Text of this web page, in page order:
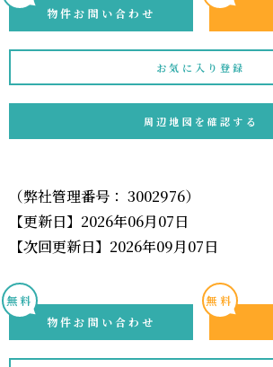
物件お問い合わせ
お気に入り登録
周辺地図を確認する
（弊社管理番号： 3002976）
【更新日】2026年06月07日
【次回更新日】2026年09月07日
無料
物件お問い合わせ
無料